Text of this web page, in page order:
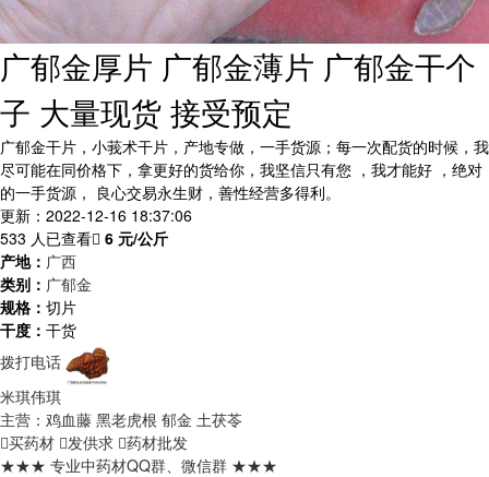
广郁金厚片 广郁金薄片 广郁金干个
子 大量现货 接受预定
广郁金干片，小莪术干片，产地专做，一手货源；每一次配货的时候，我
尽可能在同价格下，拿更好的货给你，我坚信只有您 ，我才能好 ，绝对
的一手货源， 良心交易永生财，善性经营多得利。
更新：2022-12-16 18:37:06
533 人已查看 6 元/公斤
产地： 广西
类别： 广郁金
规格： 切片
干度： 干货
拨打电话
米琪伟琪
主营：鸡血藤 黑老虎根 郁金 土茯苓
买药材 发供求 药材批发
★★★ 专业中药材QQ群、微信群 ★★★